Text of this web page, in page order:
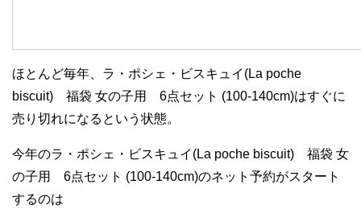
ほとんど毎年、ラ・ポシェ・ビスキュイ(La poche
biscuit) 福袋 女の子用 6点セット (100-140cm)はすぐに
売り切れになるという状態。
今年のラ・ポシェ・ビスキュイ(La poche biscuit) 福袋 女
の子用 6点セット (100-140cm)のネット予約がスタート
するのは